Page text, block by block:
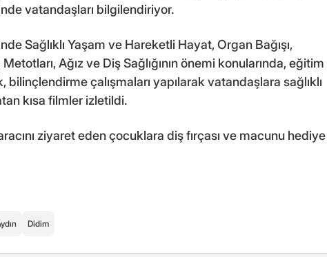
vatandaşları bilgilendiriyor.
Sağlıklı Yaşam ve Hareketli Hayat, Organ Bağışı,
Ağız ve Diş Sağlığının önemi konularında, eğitim
çalışmaları yapılarak vatandaşlara sağlıklı
kısa filmler izletildi.
ziyaret eden çocuklara diş fırçası ve macunu hediye
Didim